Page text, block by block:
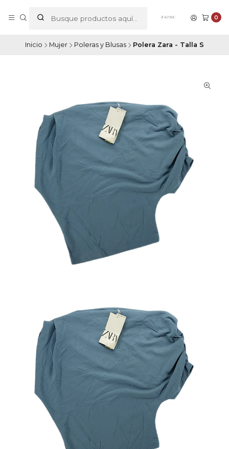
0
Inicio Mujer Poleras y Blusas Polera Zara - Talla S